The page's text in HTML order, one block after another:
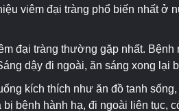
viêm đại tràng phổ biến nhất ở
đại tràng thường gặp nhất.
dậy đi ngoài, ăn sáng xong lại
kích thích như ăn đồ tanh
bị bệnh hành hạ, đi ngoài liên tục,